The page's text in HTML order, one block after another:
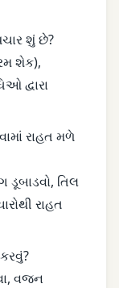
શું છે?
શેક),
દ્વારા
રાહત મળે
ડૂબાડવો, તિલ
રાહત
વજન